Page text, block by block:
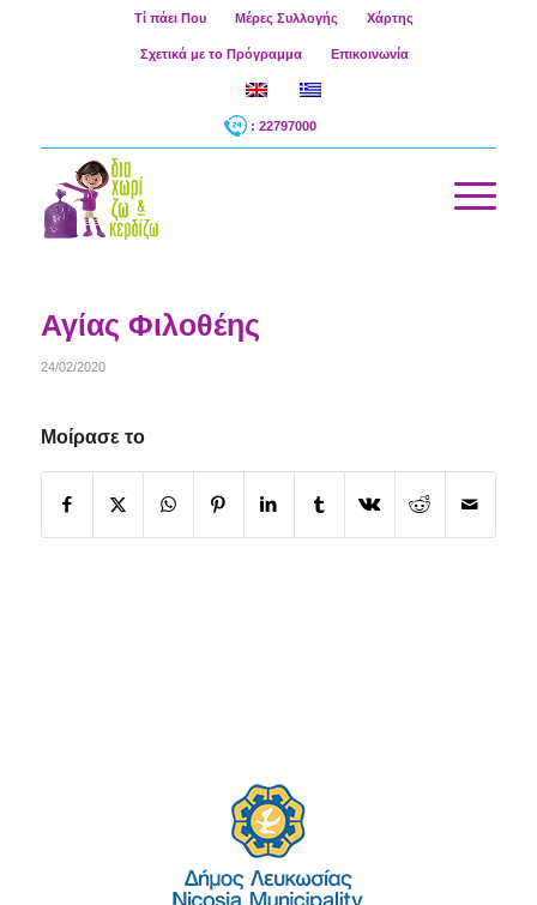
Τί πάει Που Μέρες Συλλογής Χάρτης
Σχετικά με το Πρόγραμμα Επικοινωνία
: 22797000
Αγίας Φιλοθέης
24/02/2020
Μοίρασε το